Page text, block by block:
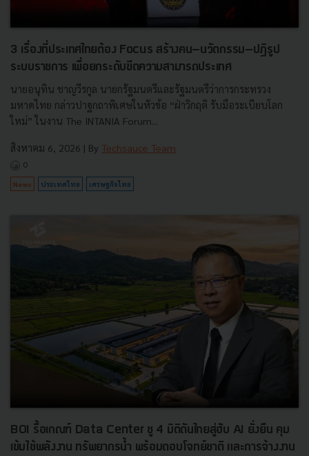
3 เรื่องที่ประเทศไทยต้อง Focus สร้างคน–นวัตกรรม–ปฏิรูป
ระบบราชการ เพื่อยกระดับขีดความสามารถประเทศ
นายอนุทิน ชาญวีรกูล นายกรัฐมนตรีและรัฐมนตรีว่าการกระทรวง
มหาดไทย กล่าวปาฐกถาพิเศษในหัวข้อ “ฝ่าวิกฤติ รับมือระเบียบโลก
ใหม่” ในงาน The INTANIA Forum...
สิงหาคม 6, 2026 | By Techsauce Team
0
News ประเทศไทย เศรษฐกิจไทย
BOI รื้อเกณฑ์ Data Center ชู 4 มิติดันไทยสู่ฮับ AI ยั่งยืน คุม
เข้มใช้พลังงาน ทรัพยากรน้ำ พร้อมตอบโจทย์ชาติ และการจ้างงาน